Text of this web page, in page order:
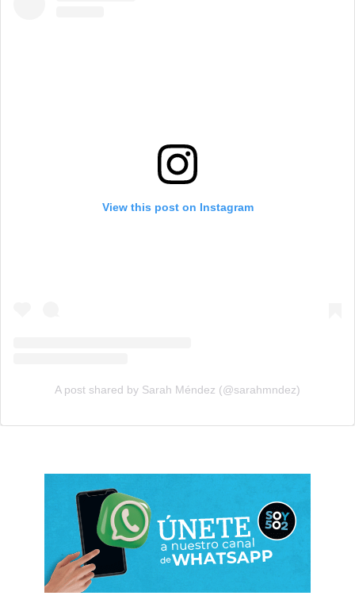
View this post on Instagram
A post shared by Sarah Méndez (@sarahmndez)